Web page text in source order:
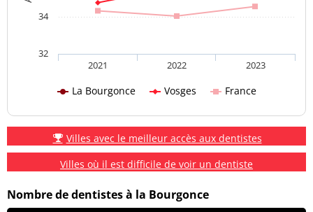
La Bourgonce Vosges France
2021 2022 2023
32
34
Villes avec le meilleur accès aux dentistes
Villes où il est difficile de voir un dentiste
Nombre de dentistes à la Bourgonce